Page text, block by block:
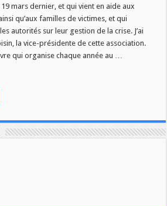
mars dernier, et qui vient en aide aux
qu’aux familles de victimes, et qui
autorités sur leur gestion de la crise. J’ai
la vice-présidente de cette association.
qui organise chaque année au …